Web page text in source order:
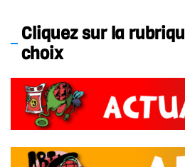
Cliquez sur la
choix